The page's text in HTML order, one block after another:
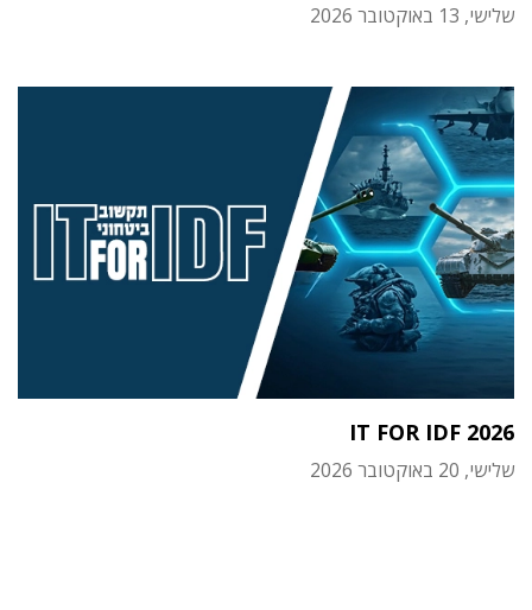
שלישי, 13 באוקטובר 2026
IT FOR IDF 2026
שלישי, 20 באוקטובר 2026